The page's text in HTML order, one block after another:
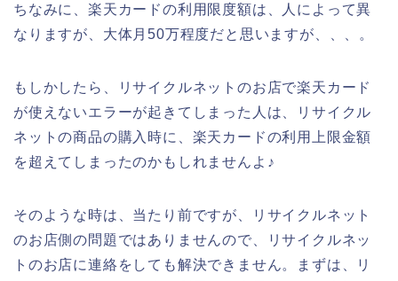
ちなみに、楽天カードの利用限度額は、人によって異
なりますが、大体月50万程度だと思いますが、、、。
もしかしたら、リサイクルネットのお店で楽天カード
が使えないエラーが起きてしまった人は、リサイクル
ネットの商品の購入時に、楽天カードの利用上限金額
を超えてしまったのかもしれませんよ♪
そのような時は、当たり前ですが、リサイクルネット
のお店側の問題ではありませんので、リサイクルネッ
トのお店に連絡をしても解決できません。まずは、リ